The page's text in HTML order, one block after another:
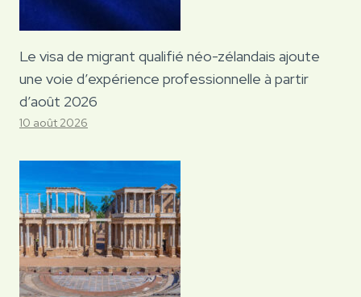
Le visa de migrant qualifié néo-zélandais ajoute
une voie d’expérience professionnelle à partir
d’août 2026
10 août 2026